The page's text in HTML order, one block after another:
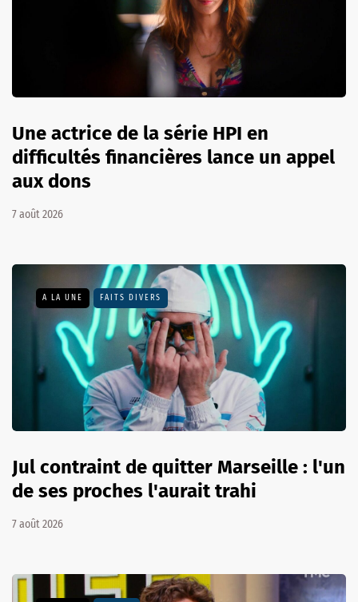
Une actrice de la série HPI en
difficultés financières lance un appel
aux dons
7 août 2026
A LA UNE FAITS DIVERS
Jul contraint de quitter Marseille : l'un
de ses proches l'aurait trahi
7 août 2026